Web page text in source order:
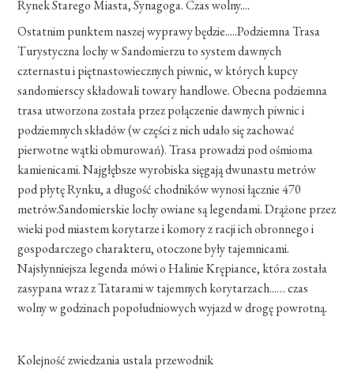
Rynek Starego Miasta, Synagoga. Czas wolny....
Ostatnim punktem naszej wyprawy będzie.....Podziemna Trasa
Turystyczna lochy w Sandomierzu to system dawnych
czternastu i piętnastowiecznych piwnic, w których kupcy
sandomierscy składowali towary handlowe. Obecna podziemna
trasa utworzona została przez połączenie dawnych piwnic i
podziemnych składów (w części z nich udało się zachować
pierwotne wątki obmurowań). Trasa prowadzi pod ośmioma
kamienicami. Najgłębsze wyrobiska sięgają dwunastu metrów
pod płytę Rynku, a długość chodników wynosi łącznie 470
metrów.Sandomierskie lochy owiane są legendami. Drążone przez
wieki pod miastem korytarze i komory z racji ich obronnego i
gospodarczego charakteru, otoczone były tajemnicami.
Najsłynniejsza legenda mówi o Halinie Krępiance, która została
zasypana wraz z Tatarami w tajemnych korytarzach...… czas
wolny w godzinach popołudniowych wyjazd w drogę powrotną.
Kolejność zwiedzania ustala przewodnik